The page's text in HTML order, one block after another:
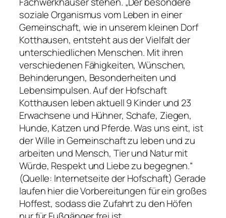
soziale Organismus vom Leben in einer
Gemeinschaft, wie in unserem kleinen Dorf
Kotthausen, entsteht aus der Vielfalt der
unterschiedlichen Menschen. Mit ihren
verschiedenen Fähigkeiten, Wünschen,
Behinderungen, Besonderheiten und
Lebensimpulsen. Auf der Hofschaft
Kotthausen leben aktuell 9 Kinder und 23
Erwachsene und Hühner, Schafe, Ziegen,
Hunde, Katzen und Pferde. Was uns eint, ist
der Wille in Gemeinschaft zu leben und zu
arbeiten und Mensch, Tier und Natur mit
Würde, Respekt und Liebe zu begegnen.“
(Quelle: Internetseite der Hofschaft) Gerade
laufen hier die Vorbereitungen für ein großes
Hoffest, sodass die Zufahrt zu den Höfen